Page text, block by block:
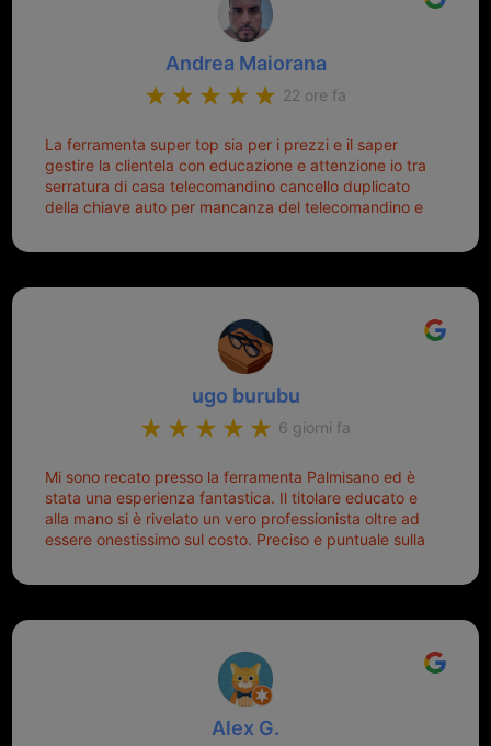
Andrea Maiorana
22 ore fa
La ferramenta super top sia per i prezzi e il saper
gestire la clientela con educazione e attenzione io tra
serratura di casa telecomandino cancello duplicato
della chiave auto per mancanza del telecomandino e
meglio ferramenta de ostia e poi il prorietario il signor
ugo burubu
6 giorni fa
Mi sono recato presso la ferramenta Palmisano ed è
stata una esperienza fantastica. Il titolare educato e
alla mano si è rivelato un vero professionista oltre ad
essere onestissimo sul costo. Preciso e puntuale sulla
Alex G.